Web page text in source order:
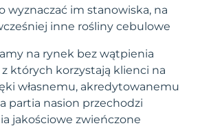
wyznaczać im stanowiska, na
inne rośliny cebulowe
na rynek bez wątpienia
z których korzystają klienci na
własnemu, akredytowanemu
partia nasion przechodzi
jakościowe zwieńczone